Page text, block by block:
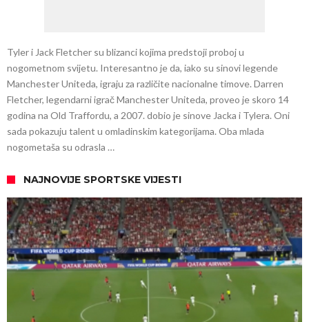
Tyler i Jack Fletcher su blizanci kojima predstoji proboj u
nogometnom svijetu. Interesantno je da, iako su sinovi legende
Manchester Uniteda, igraju za različite nacionalne timove. Darren
Fletcher, legendarni igrač Manchester Uniteda, proveo je skoro 14
godina na Old Traffordu, a 2007. dobio je sinove Jacka i Tylera. Oni
sada pokazuju talent u omladinskim kategorijama. Oba mlada
nogometaša su odrasla …
NAJNOVIJE SPORTSKE VIJESTI